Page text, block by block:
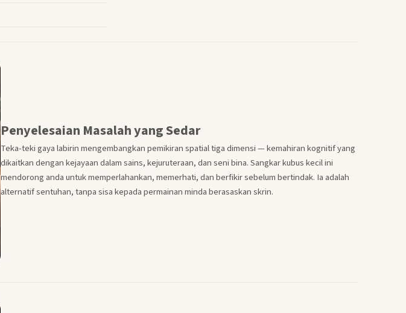
Penyelesaian Masalah yang Sedar
Teka-teki gaya labirin mengembangkan pemikiran spatial tiga dimensi — kemahiran kognitif yang
dikaitkan dengan kejayaan dalam sains, kejuruteraan, dan seni bina. Sangkar kubus kecil ini
mendorong anda untuk memperlahankan, memerhati, dan berfikir sebelum bertindak. Ia adalah
alternatif sentuhan, tanpa sisa kepada permainan minda berasaskan skrin.